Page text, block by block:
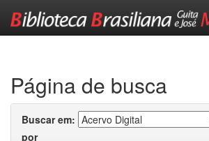
Página de busca
Buscar em:
por